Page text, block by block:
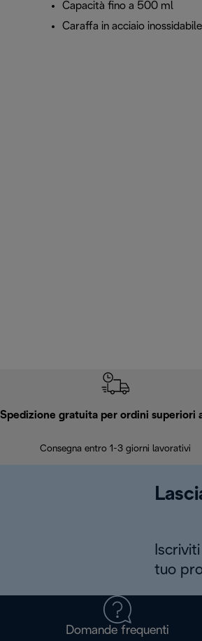
Capacità fino a 500 ml
Caraffa in acciaio
Spedizione gratuita per ordini superiori
Consegna entro 1-3 giorni lavorativi
tuo
Domande frequenti